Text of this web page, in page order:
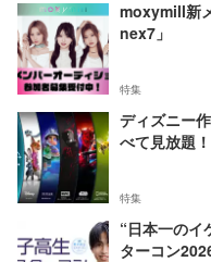
moxymill新
nex7」
特集
ディズニー
べて見放題！
特集
“日本一のイ
ターコン